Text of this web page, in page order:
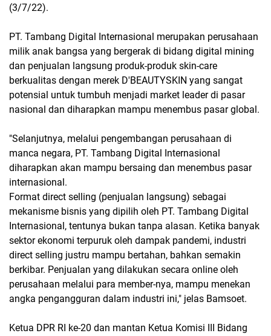
(3/7/22).
PT. Tambang Digital Internasional merupakan perusahaan
milik anak bangsa yang bergerak di bidang digital mining
dan penjualan langsung produk-produk skin-care
berkualitas dengan merek D'BEAUTYSKIN yang sangat
potensial untuk tumbuh menjadi market leader di pasar
nasional dan diharapkan mampu menembus pasar global.
"Selanjutnya, melalui pengembangan perusahaan di
manca negara, PT. Tambang Digital Internasional
diharapkan akan mampu bersaing dan menembus pasar
internasional.
Format direct selling (penjualan langsung) sebagai
mekanisme bisnis yang dipilih oleh PT. Tambang Digital
Internasional, tentunya bukan tanpa alasan. Ketika banyak
sektor ekonomi terpuruk oleh dampak pandemi, industri
direct selling justru mampu bertahan, bahkan semakin
berkibar. Penjualan yang dilakukan secara online oleh
perusahaan melalui para member-nya, mampu menekan
angka pengangguran dalam industri ini," jelas Bamsoet.
Ketua DPR RI ke-20 dan mantan Ketua Komisi III Bidang